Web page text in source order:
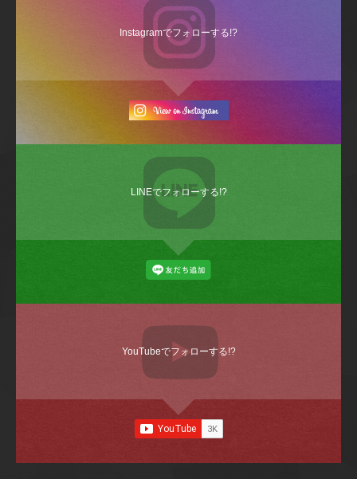
Instagramでフォローする!?
LINEでフォローする!?
YouTubeでフォローする!?